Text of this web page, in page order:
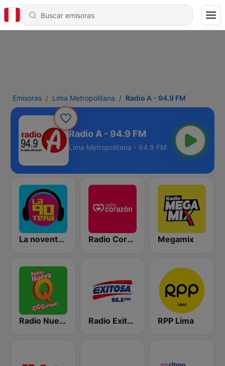
Emisoras Lima Metropolitana Radio A - 94.9 FM
Radio A - 94.9 FM
Lima Metropolitana - 94.9 FM
La noventera Radio Corazón Megamix
Radio Nueva Q Radio Exitosa RPP Lima